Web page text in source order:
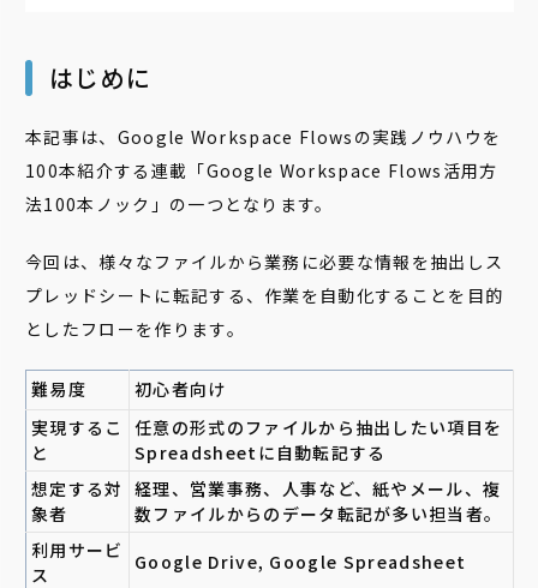
はじめに
本記事は、Google Workspace Flowsの実践ノウハウを
100本紹介する連載「Google Workspace Flows活用方
法100本ノック」の一つとなります。
今回は、様々なファイルから業務に必要な情報を抽出しス
プレッドシートに転記する、作業を自動化することを目的
としたフローを作ります。
難易度
初心者向け
実現するこ
と
任意の形式のファイルから抽出したい項目を
Spreadsheetに自動転記する
想定する対
象者
経理、営業事務、人事など、紙やメール、複
数ファイルからのデータ転記が多い担当者。
利用サービ
ス
Google Drive, Google Spreadsheet